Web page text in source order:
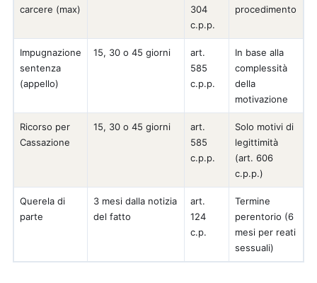
carcere (max)
304
c.p.p.
procedimento
Impugnazione
sentenza
(appello)
15, 30 o 45 giorni
art.
585
c.p.p.
In base alla
complessità
della
motivazione
Ricorso per
Cassazione
15, 30 o 45 giorni
art.
585
c.p.p.
Solo motivi di
legittimità
(art. 606
c.p.p.)
Querela di
parte
3 mesi dalla notizia
del fatto
art.
124
c.p.
Termine
perentorio (6
mesi per reati
sessuali)